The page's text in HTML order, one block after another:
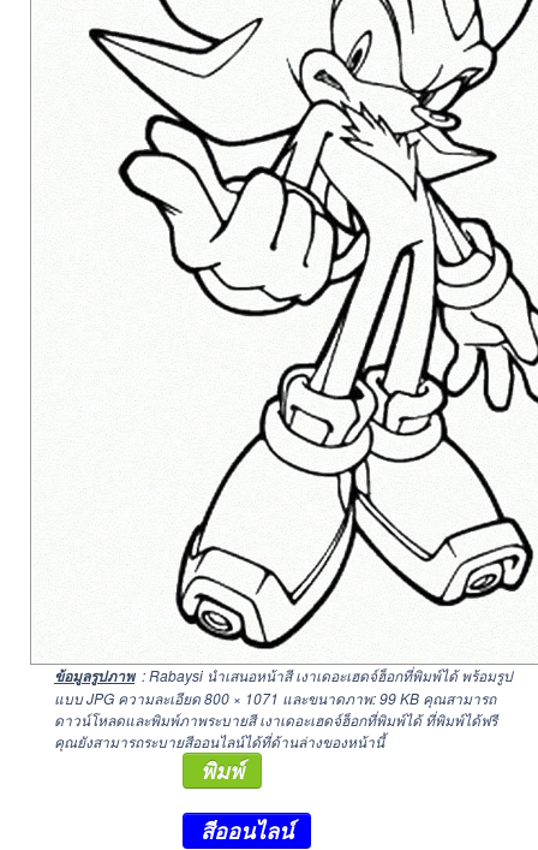
ข้อมูลรูปภาพ : Rabaysi นำเสนอหน้าสี เงาเดอะเฮดจ์ฮ็อกที่พิมพ์ได้ พร้อมรูป
แบบ JPG ความละเอียด800 × 1071 และขนาดภาพ: 99 KB คุณสามารถ
ดาวน์โหลดและพิมพ์ภาพระบายสี เงาเดอะเฮดจ์ฮ็อกที่พิมพ์ได้ ที่พิมพ์ได้ฟรี
คุณยังสามารถระบายสีออนไลน์ได้ที่ด้านล่างของหน้านี้
พิมพ์
สีออนไลน์